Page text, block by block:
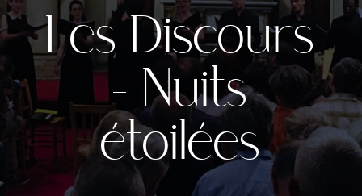
Les Discours
– Nuits
étoilées